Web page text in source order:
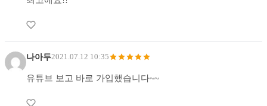
나아두2021.07.12 10:35
유튜브 보고 바로 가입했습니다~~